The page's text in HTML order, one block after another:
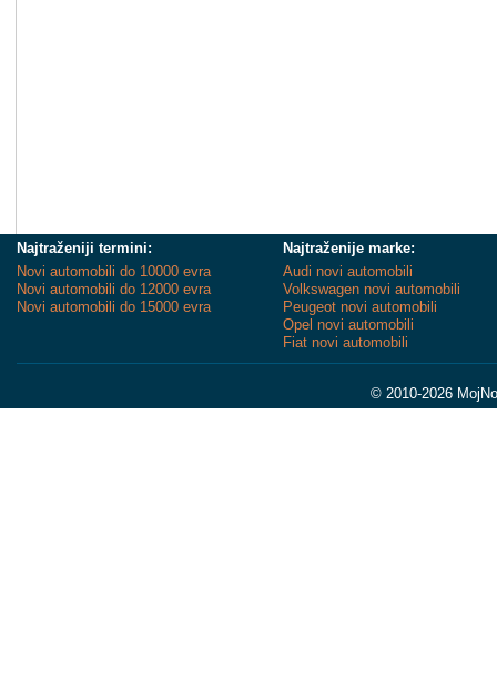
Najtraženiji termini:
Novi automobili do 10000 evra
Novi automobili do 12000 evra
Novi automobili do 15000 evra
Najtraženije marke:
Audi novi automobili
Volkswagen novi automobili
Peugeot novi automobili
Opel novi automobili
Fiat novi automobili
© 2010-2026